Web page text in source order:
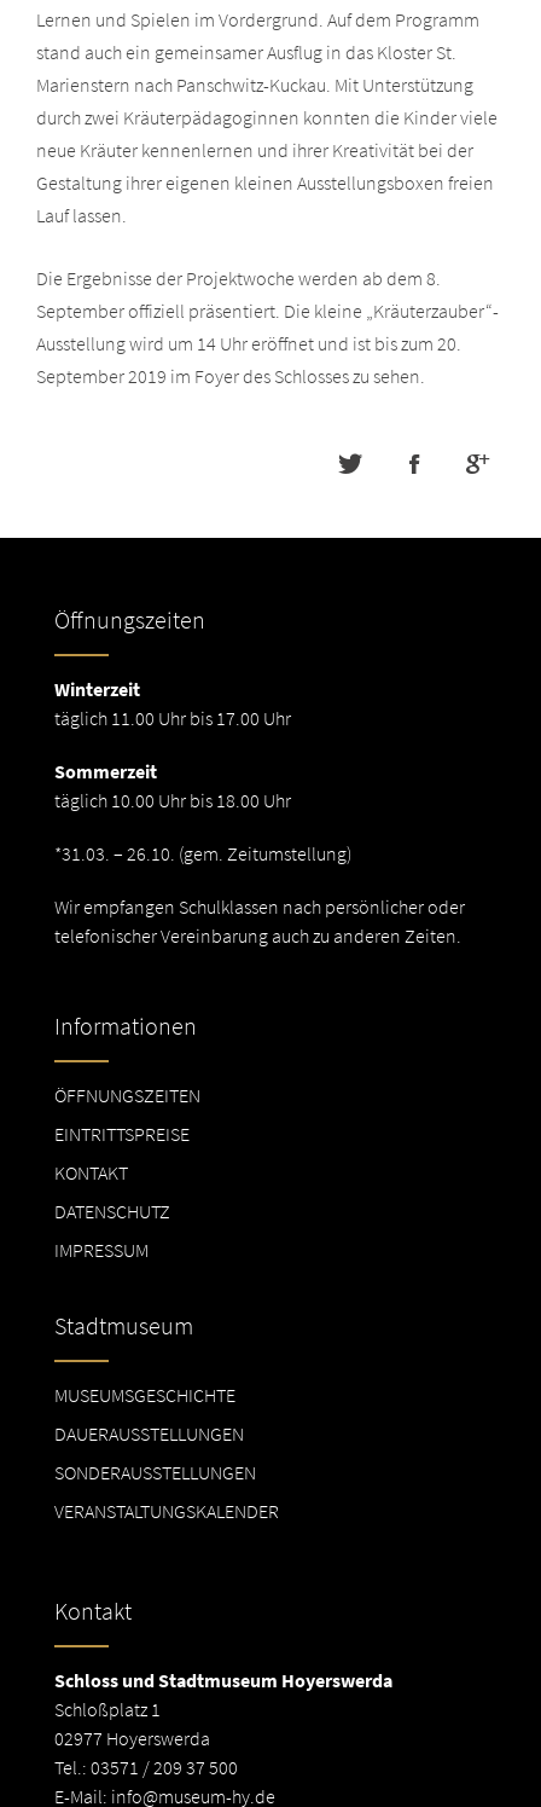
Lernen und Spielen im Vordergrund. Auf dem Programm
stand auch ein gemeinsamer Ausflug in das Kloster St.
Marienstern nach Panschwitz-Kuckau. Mit Unterstützung
durch zwei Kräuterpädagoginnen konnten die Kinder viele
neue Kräuter kennenlernen und ihrer Kreativität bei der
Gestaltung ihrer eigenen kleinen Ausstellungsboxen freien
Lauf lassen.
Die Ergebnisse der Projektwoche werden ab dem 8.
September offiziell präsentiert. Die kleine „Kräuterzauber“-
Ausstellung wird um 14 Uhr eröffnet und ist bis zum 20.
September 2019 im Foyer des Schlosses zu sehen.
Öffnungszeiten
Winterzeit
täglich 11.00 Uhr bis 17.00 Uhr
Sommerzeit
täglich 10.00 Uhr bis 18.00 Uhr
*31.03. – 26.10. (gem. Zeitumstellung)
Wir empfangen Schulklassen nach persönlicher oder
telefonischer Vereinbarung auch zu anderen Zeiten.
Informationen
ÖFFNUNGSZEITEN
EINTRITTSPREISE
KONTAKT
DATENSCHUTZ
IMPRESSUM
Stadtmuseum
MUSEUMSGESCHICHTE
DAUERAUSSTELLUNGEN
SONDERAUSSTELLUNGEN
VERANSTALTUNGSKALENDER
Kontakt
Schloss und Stadtmuseum Hoyerswerda
Schloßplatz 1
02977 Hoyerswerda
Tel.: 03571 / 209 37 500
E-Mail: info@museum-hy.de